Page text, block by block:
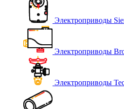
Электроприводы
Электроприводы
Электроприводы